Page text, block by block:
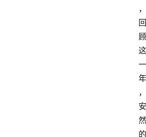
，
回
顾
这
一
年
，
安
然
的